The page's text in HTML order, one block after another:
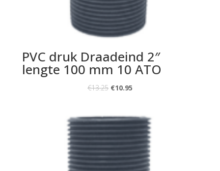
PVC druk Draadeind 2″
lengte 100 mm 10 ATO
€13.25 €10.95